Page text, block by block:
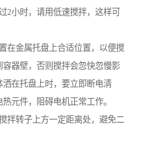
2小时，请用低速搅拌，这样可
在金属托盘上合适位置，以便搅
器壁，否则搅拌会忽快忽慢影
在托盘上时，要立即断电清
元件，阻碍电机正常工作。
拌转子上方一定距离处，避免二